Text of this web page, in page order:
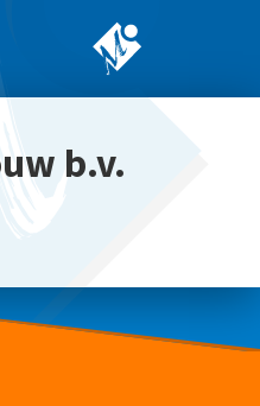
b.v.